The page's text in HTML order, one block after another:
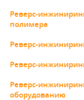
Реверс-
полимера
Реверс-
Реверс-
Реверс-
оборудованию